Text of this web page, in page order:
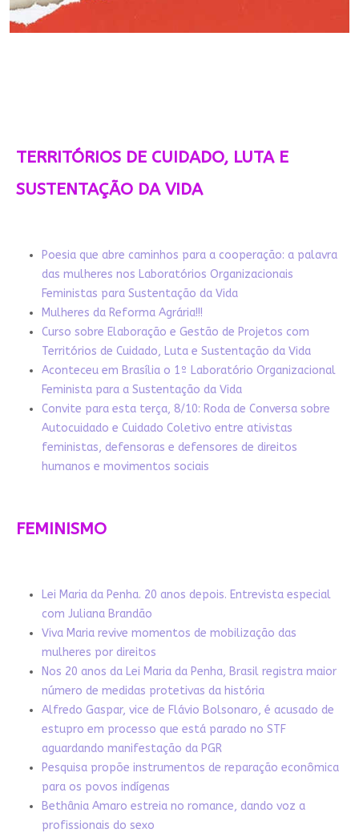
TERRITÓRIOS DE CUIDADO, LUTA E
SUSTENTAÇÃO DA VIDA
Poesia que abre caminhos para a cooperação: a palavra
das mulheres nos Laboratórios Organizacionais
Feministas para Sustentação da Vida
Mulheres da Reforma Agrária!!!
Curso sobre Elaboração e Gestão de Projetos com
Territórios de Cuidado, Luta e Sustentação da Vida
Aconteceu em Brasília o 1º Laboratório Organizacional
Feminista para a Sustentação da Vida
Convite para esta terça, 8/10: Roda de Conversa sobre
Autocuidado e Cuidado Coletivo entre ativistas
feministas, defensoras e defensores de direitos
humanos e movimentos sociais
FEMINISMO
Lei Maria da Penha. 20 anos depois. Entrevista especial
com Juliana Brandão
Viva Maria revive momentos de mobilização das
mulheres por direitos
Nos 20 anos da Lei Maria da Penha, Brasil registra maior
número de medidas protetivas da história
Alfredo Gaspar, vice de Flávio Bolsonaro, é acusado de
estupro em processo que está parado no STF
aguardando manifestação da PGR
Pesquisa propõe instrumentos de reparação econômica
para os povos indígenas
Bethânia Amaro estreia no romance, dando voz a
profissionais do sexo